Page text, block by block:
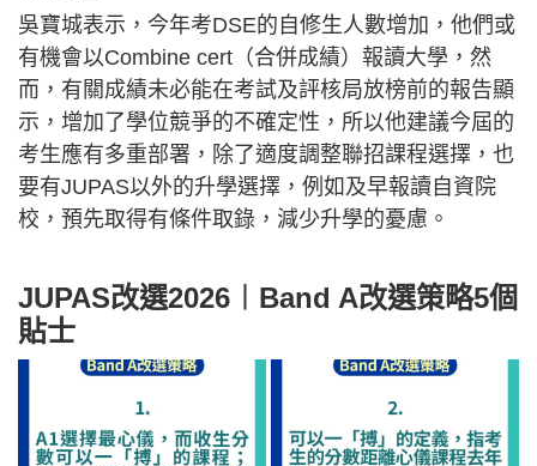
吳寶城表示，今年考DSE的自修生人數增加，他們或
有機會以Combine cert（合併成績）報讀大學，然
而，有關成績未必能在考試及評核局放榜前的報告顯
示，增加了學位競爭的不確定性，所以他建議今屆的
考生應有多重部署，除了適度調整聯招課程選擇，也
要有JUPAS以外的升學選擇，例如及早報讀自資院
校，預先取得有條件取錄，減少升學的憂慮。
JUPAS改選2026︱Band A改選策略5個
貼士